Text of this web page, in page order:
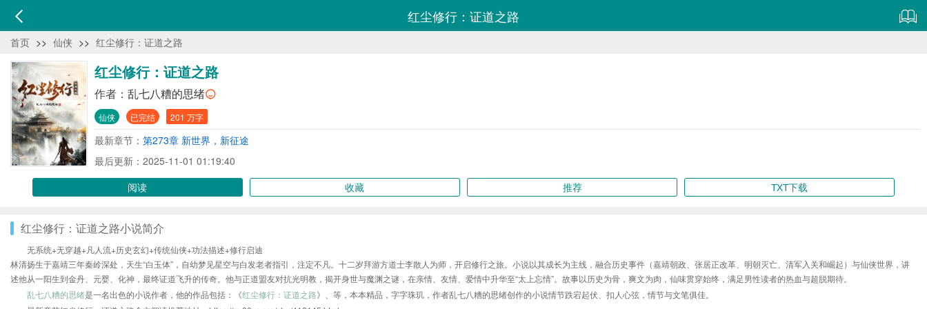
红尘修行：证道之路
首页 >> 仙侠 >> 红尘修行：证道之路
红尘修行：证道之路
作者： 乱七八糟的思绪
仙侠 已完结 201 万字
最新章节： 第273章 新世界，新征途
最后更新：2025-11-01 01:19:40
阅读
收藏 推荐 TXT下载
红尘修行：证道之路小说简介
无系统+无穿越+凡人流+历史玄幻+传统仙侠+功法描述+修行启迪
林清扬生于嘉靖三年秦岭深处，天生“白玉体”，自幼梦见星空与白发老者指引，注定不凡。十二岁拜游方道士李散人为师，开启修行之旅。小说以其成长为主线，融合历史事件（嘉靖朝政、张居正改革、明朝灭亡、清军入关和崛起）与仙侠世界，讲
述他从一阳生到金丹、元婴、化神，最终证道飞升的传奇。他与正道盟友对抗光明教，揭开身世与魔渊之谜，在亲情、友情、爱情中升华至“太上忘情”。故事以历史为骨，爽文为肉，仙味贯穿始终，满足男性读者的热血与超脱期待。
乱七八糟的思绪是一名出色的小说作者，他的作品包括：《红尘修行：证道之路》、等，本本精品，字字珠玑，作者乱七八糟的思绪创作的小说情节跌宕起伏、扣人心弦，情节与文笔俱佳。